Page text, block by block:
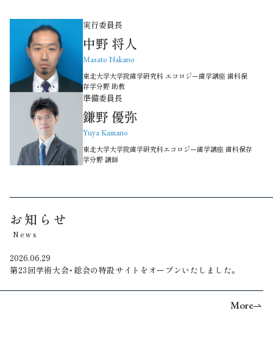
実行委員長
中野 将人
Masato Nakano
東北大学大学院歯学研究科 エコロジー歯学講座 歯科保
存学分野 助教
準備委員長
鎌野 優弥
Yuya Kamano
東北大学大学院歯学研究科エコロジー歯学講座 歯科保存
学分野 講師
お知らせ
News
2026.06.29
第23回学術大会・総会の特設サイトをオープンいたしました。
More